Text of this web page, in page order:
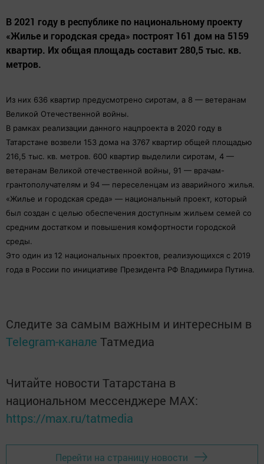
В 2021 году в республике по национальному проекту
«Жилье и городская среда» построят 161 дом на 5159
квартир. Их общая площадь составит 280,5 тыс. кв.
метров.
Из них 636 квартир предусмотрено сиротам, а 8 — ветеранам
Великой Отечественной войны.
В рамках реализации данного нацпроекта в 2020 году в
Татарстане возвели 153 дома на 3767 квартир общей площадью
216,5 тыс. кв. метров. 600 квартир выделили сиротам, 4 —
ветеранам Великой отечественной войны, 91 — врачам-
грантополучателям и 94 — переселенцам из аварийного жилья.
«Жилье и городская среда» — национальный проект, который
был создан с целью обеспечения доступным жильем семей со
средним достатком и повышения комфортности городской
среды.
Это один из 12 национальных проектов, реализующихся с 2019
года в России по инициативе Президента РФ Владимира Путина.
Следите за самым важным и интересным в
Telegram-канале Татмедиа
Читайте новости Татарстана в
национальном мессенджере MАХ:
https://max.ru/tatmedia
Перейти на страницу новости